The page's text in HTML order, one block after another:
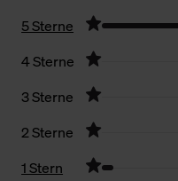
5 Sterne
4 Sterne
3 Sterne
2 Sterne
1 Stern